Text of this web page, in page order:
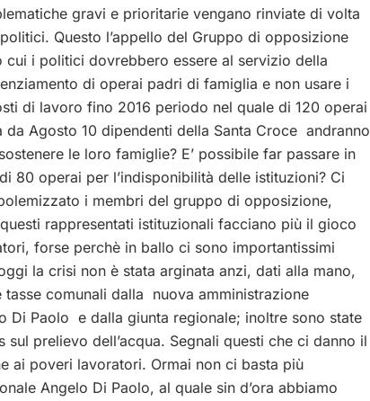
gravi e prioritarie vengano rinviate di volta
Questo l’appello del Gruppo di opposizione
i politici dovrebbero essere al servizio della
di operai padri di famiglia e non usare i
di lavoro fino 2016 periodo nel quale di 120 operai
da Agosto 10 dipendenti della Santa Croce andranno
le loro famiglie? E’ possibile far passare in
80 operai per l’indisponibilità delle istituzioni? Ci
i membri del gruppo di opposizione,
rappresentati istituzionali facciano più il gioco
forse perchè in ballo ci sono importantissimi
la crisi non è stata arginata anzi, dati alla mano,
comunali dalla nuova amministrazione
Di Paolo e dalla giunta regionale; inoltre sono state
prelievo dell’acqua. Segnali questi che ci danno il
ai poveri lavoratori. Ormai non ci basta più
Angelo Di Paolo, al quale sin d’ora abbiamo